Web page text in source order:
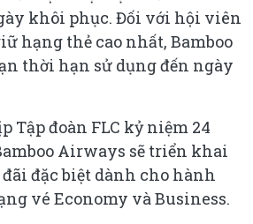
khôi phục. Đối với hội viên
hạng thẻ cao nhất, Bamboo
thời hạn sử dụng đến ngày
Tập đoàn FLC kỷ niệm 24
Airways sẽ triển khai
đặc biệt dành cho hành
vé Economy và Business.